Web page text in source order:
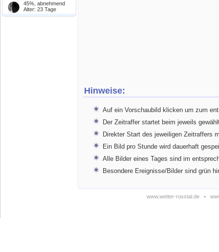
45%, abnehmend
Alter: 23 Tage
Hinweise:
Auf ein Vorschaubild klicken um zum
Der Zeitraffer startet beim jeweils
Direkter Start des jeweiligen Zeitraffers
Ein Bild pro Stunde wird dauerhaft
Alle Bilder eines Tages sind im
Besondere Ereignisse/Bilder sind grün
www.wetter-rosstal.de •